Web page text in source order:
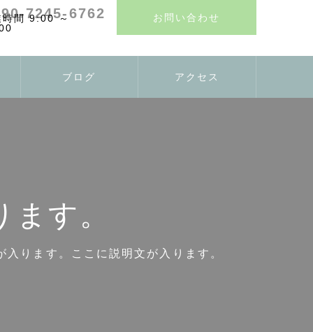
7245-6762 お問い合わせ
ブログ アクセス
す。
ります。ここに説明文が入ります。